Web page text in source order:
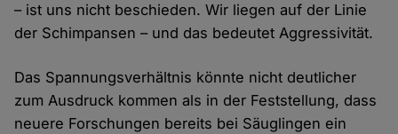
– ist uns nicht beschieden. Wir liegen auf der Linie
der Schimpansen – und das bedeutet Aggressivität.
Das Spannungsverhältnis könnte nicht deutlicher
zum Ausdruck kommen als in der Feststellung, dass
neuere Forschungen bereits bei Säuglingen ein